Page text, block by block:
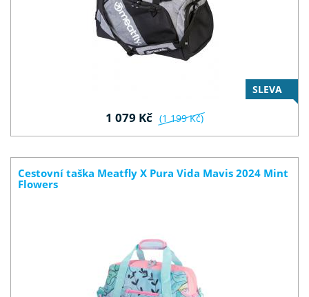
SLEVA
1 079 Kč (1 199 Kč)
Cestovní taška Meatfly X Pura Vida Mavis 2024 Mint
Flowers